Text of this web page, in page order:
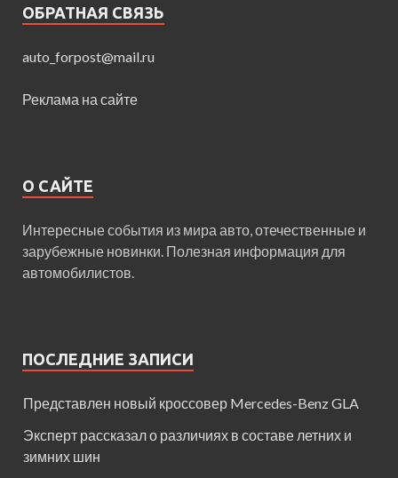
ОБРАТНАЯ СВЯЗЬ
auto_forpost@mail.ru
Реклама на сайте
О САЙТЕ
Интересные события из мира авто, отечественные и
зарубежные новинки. Полезная информация для
автомобилистов.
ПОСЛЕДНИЕ ЗАПИСИ
Представлен новый кроссовер Mercedes-Benz GLA
Эксперт рассказал о различиях в составе летних и
зимних шин